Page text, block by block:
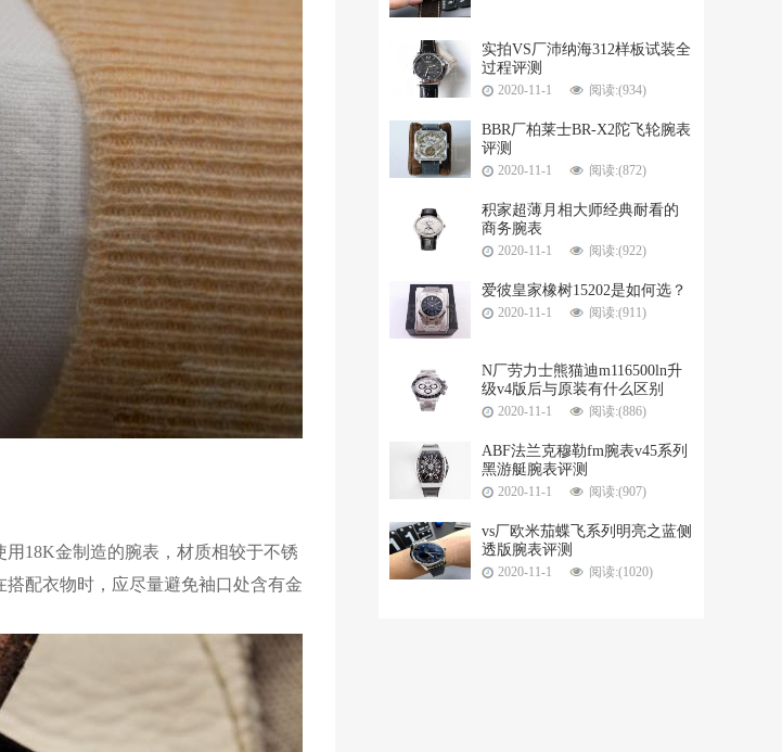
18K金制造的腕表，材质相较于不锈
配衣物时，应尽量避免袖口处含有金
实拍VS厂沛纳海312样板试装全
过程评测
2020-11-1 阅读:(934)
BBR厂柏莱士BR-X2陀飞轮腕表
评测
2020-11-1 阅读:(872)
积家超薄月相大师经典耐看的
商务腕表
2020-11-1 阅读:(922)
爱彼皇家橡树15202是如何选？
2020-11-1 阅读:(911)
N厂劳力士熊猫迪m116500ln升
级v4版后与原装有什么区别
2020-11-1 阅读:(886)
ABF法兰克穆勒fm腕表v45系列
黑游艇腕表评测
2020-11-1 阅读:(907)
vs厂欧米茄蝶飞系列明亮之蓝侧
透版腕表评测
2020-11-1 阅读:(1020)